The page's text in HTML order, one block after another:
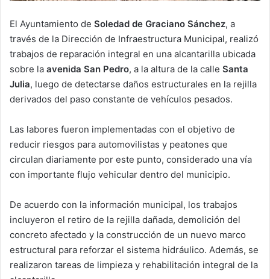
El Ayuntamiento de Soledad de Graciano Sánchez, a
través de la Dirección de Infraestructura Municipal, realizó
trabajos de reparación integral en una alcantarilla ubicada
sobre la avenida San Pedro, a la altura de la calle Santa
Julia, luego de detectarse daños estructurales en la rejilla
derivados del paso constante de vehículos pesados.
Las labores fueron implementadas con el objetivo de
reducir riesgos para automovilistas y peatones que
circulan diariamente por este punto, considerado una vía
con importante flujo vehicular dentro del municipio.
De acuerdo con la información municipal, los trabajos
incluyeron el retiro de la rejilla dañada, demolición del
concreto afectado y la construcción de un nuevo marco
estructural para reforzar el sistema hidráulico. Además, se
realizaron tareas de limpieza y rehabilitación integral de la